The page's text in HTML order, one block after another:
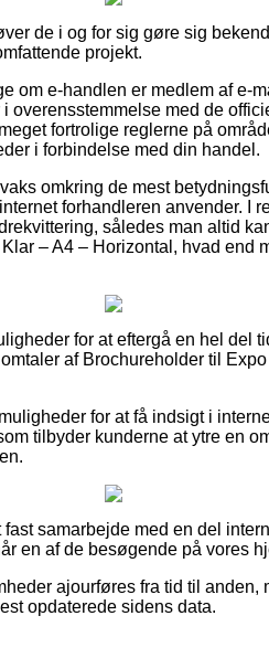
de i og for sig gøre sig
projekt.
om e-handlen er medlem af
overensstemmelse med de
fortrolige reglerne på
i forbindelse med din handel.
omkring de mest
forhandleren anvender. I
således man altid
– A4 – Horizontal, hvad end
for at eftergå en hel del
af Brochureholder til
for at få indsigt i
tilbyder kunderne at ytre en
samarbejde med en del
en af de besøgende på vores
ajourføres fra tid til anden,
opdaterede sidens data.